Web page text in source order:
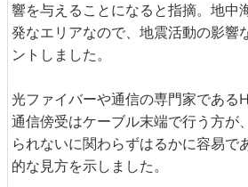
響を与えることになると指摘。地中
発なエリアなので、地震活動の影響
ントしました。
光ファイバーや通信の専門家である
通信傍受はケーブル末端で行う方が
られないに関わらずはるかに容易で
的な見方を示しました。